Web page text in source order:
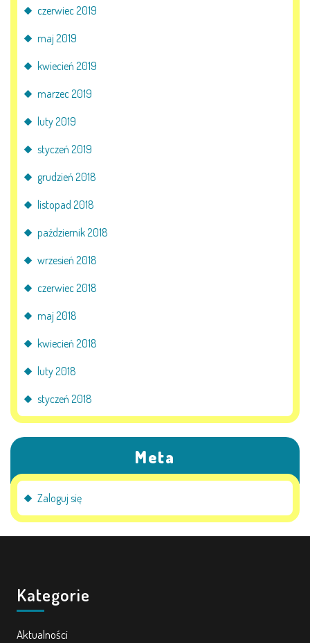
czerwiec 2019
maj 2019
kwiecień 2019
marzec 2019
luty 2019
styczeń 2019
grudzień 2018
listopad 2018
październik 2018
wrzesień 2018
czerwiec 2018
maj 2018
kwiecień 2018
luty 2018
styczeń 2018
Meta
Zaloguj się
Kategorie
Aktualności